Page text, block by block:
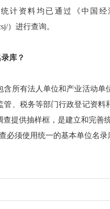
资料均已通过《中国经
）进行查询。
库？
有法人单位和产业活动单
管、税务等部门行政登记资
提供抽样框，是建立和完
必须使用统一的基本单位名